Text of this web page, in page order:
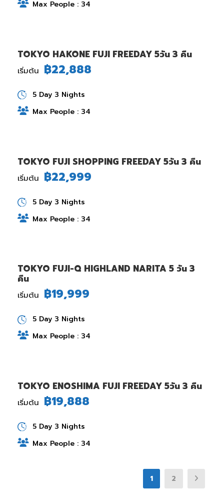
Max People : 34
TOKYO HAKONE FUJI FREEDAY 5วัน 3 คืน
เริ่มต้น ฿22,888
5 Day 3 Nights
Max People : 34
TOKYO FUJI SHOPPING FREEDAY 5วัน 3 คืน
เริ่มต้น ฿22,999
5 Day 3 Nights
Max People : 34
TOKYO FUJI-Q HIGHLAND NARITA 5 วัน 3
คืน
เริ่มต้น ฿19,999
5 Day 3 Nights
Max People : 34
TOKYO ENOSHIMA FUJI FREEDAY 5วัน 3 คืน
เริ่มต้น ฿19,888
5 Day 3 Nights
Max People : 34
1 2